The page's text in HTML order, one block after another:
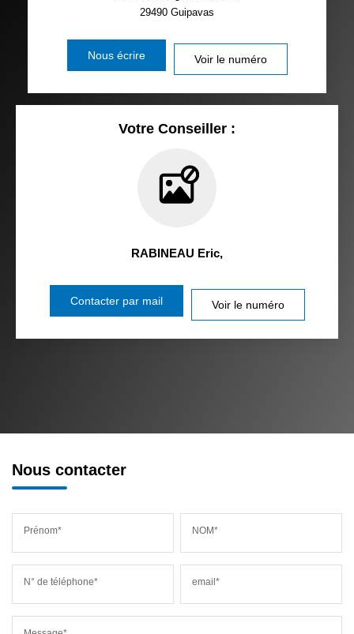
29490 Guipavas
Nous écrire Voir le numéro
Votre Conseiller :
RABINEAU Eric,
Contacter par mail Voir le numéro
Nous contacter
Prénom* NOM*
N° de téléphone* email*